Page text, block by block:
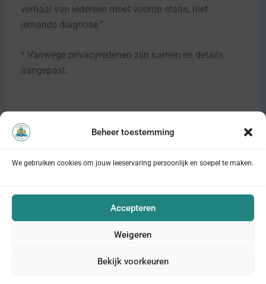
Beheer toestemming
We gebruiken cookies om jouw leeservaring persoonlijk en soepel te maken.
Accepteren
Weigeren
Bekijk voorkeuren
verhaal van iedereen moet voorop staan, niet
iemands diagnose.”
* Vanwege privacyredenen zijn namen en details
aangepast.
Disclaimer
Copyright © 2026